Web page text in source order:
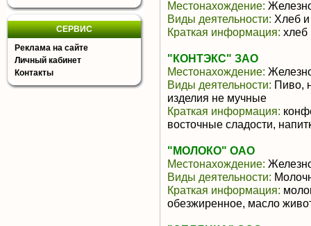
СЕРВИС
Реклама на сайте
Личный кабинет
Контакты
Местонахождение:
Виды деятельности: Хлеб
Краткая информация: хлеб
"КОНТЭКС" ЗАО
Местонахождение:
Виды деятельности: Пиво,
изделия не мучные
Краткая информация:
восточные сладости,
"МОЛОКО" ОАО
Местонахождение:
Виды деятельности:
Краткая информация:
обезжиренное, масло